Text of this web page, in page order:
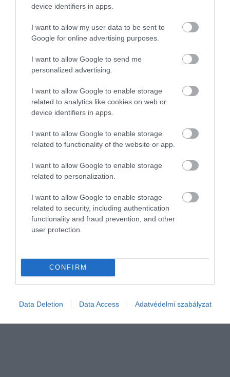
device identifiers in apps.
I want to allow my user data to be sent to
Google for online advertising purposes.
I want to allow Google to send me
personalized advertising.
I want to allow Google to enable storage
related to analytics like cookies on web or
device identifiers in apps.
I want to allow Google to enable storage
related to functionality of the website or app.
I want to allow Google to enable storage
related to personalization.
I want to allow Google to enable storage
related to security, including authentication
functionality and fraud prevention, and other
user protection.
CONFIRM
Data Deletion Data Access Adatvédelmi szabályzat
Így szerzett Magyarország 3 milliárd eurót
Kiemelkedő kereslet és túljegyzés volt a hétfői 3 milliárd euró
értékű magyar devizakötvény-kibocsátáson. A kötvényekre
háromszoros volt a befektetői érdeklődés, csaknem 10 milliárd